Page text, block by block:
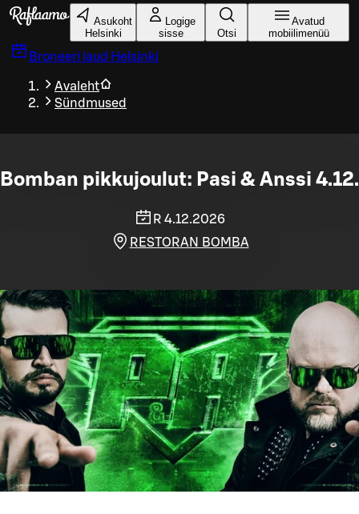
Liigu peamise sisu juurde
Asukoht
Helsinki
Logige
sisse
Otsi
Avatud
mobiilimenüü
Broneeri laud Helsinki
Avaleht
Sündmused
Bomban pikkujoulut: Pasi & Anssi 4.12.
R 4.12.2026
RESTORAN BOMBA